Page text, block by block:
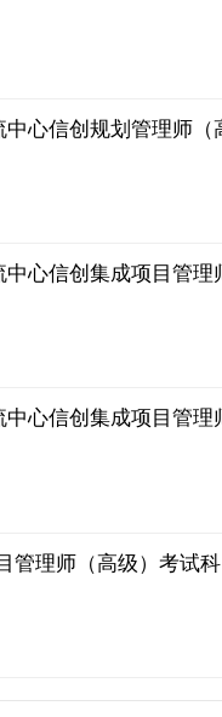
管理师（高级）考试科